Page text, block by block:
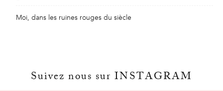
Moi, dans les ruines rouges du siècle
Suivez nous sur INSTAGRAM